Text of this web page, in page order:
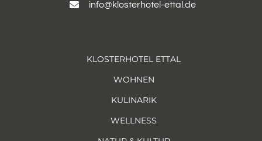
info@klosterhotel-ettal.de
KLOSTERHOTEL ETTAL
WOHNEN
KULINARIK
WELLNESS